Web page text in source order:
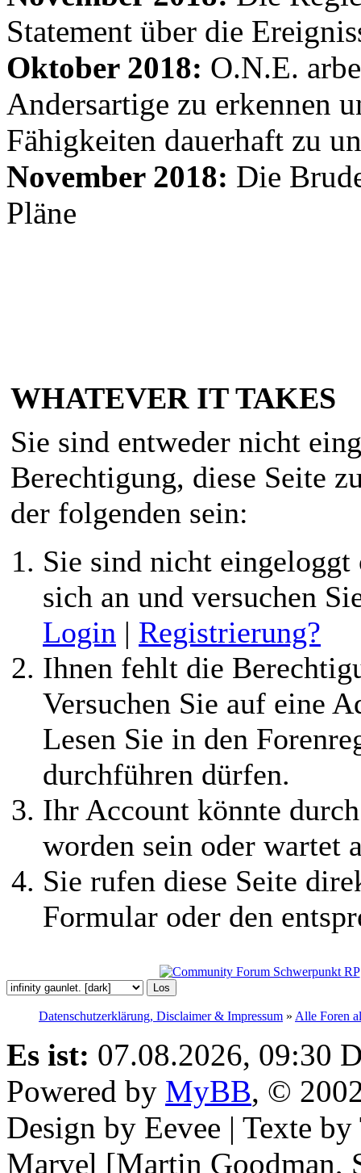
Statement über die
Oktober 2018: O.N.E.
Andersartige zu erkennen
Fähigkeiten dauerhaft zu
November 2018: Die
Pläne
WHATEVER IT TAKES
Sie sind entweder nicht
Berechtigung, diese Seite
der folgenden sein:
Sie sind nicht
sich an und versuchen
Login | Registrierung?
Ihnen fehlt die
Versuchen Sie auf eine
Lesen Sie in den
durchführen dürfen.
Ihr Account könnte
worden sein oder wartet
Sie rufen diese Seite
Formular oder den
Datenschutzerklärung, Disclaimer & Impressum » Alle Foren
Es ist: 07.08.2026, 09:30
Powered by MyBB, ©
Design by Eevee | Texte
Marvel [Martin Goodman,